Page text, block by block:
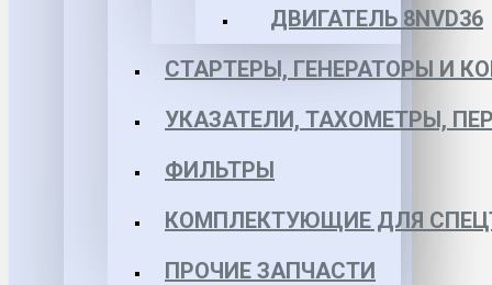
ДВИГАТЕЛЬ 8NVD36
СТАРТЕРЫ, ГЕНЕРАТОРЫ И
УКАЗАТЕЛИ, ТАХОМЕТРЫ,
ФИЛЬТРЫ
КОМПЛЕКТУЮЩИЕ ДЛЯ
ПРОЧИЕ ЗАПЧАСТИ